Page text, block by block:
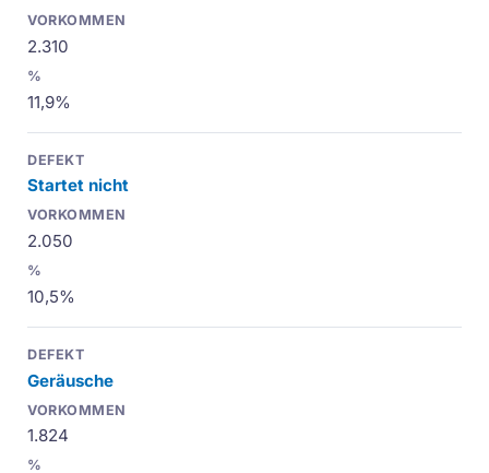
2.310
11,9%
Startet nicht
2.050
10,5%
Geräusche
1.824